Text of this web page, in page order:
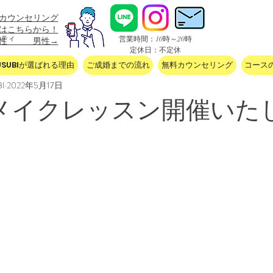
ウンセリング
こちらから！
性 男性→
​営業時間：10時～20時
定休日：不定休
が選ばれる理由 ご成婚までの流れ 無料カウンセリング コース
ィ
イクレッスン開催いた
2022年5月17日